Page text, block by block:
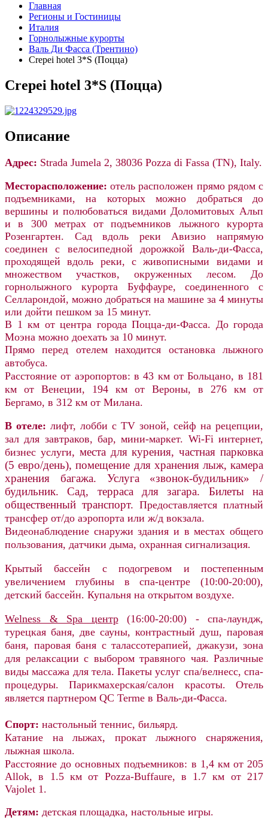
Главная
Регионы и Гостиницы
Италия
Горнолыжные курорты
Валь Ди Фасса (Трентино)
Crepei hotel 3*S (Поцца)
Crepei hotel 3*S (Поцца)
Описание
Адрес: Strada Jumela 2, 38036 Pozza di Fassa (TN), Italy.
Месторасположение: отель расположен прямо рядом с
подъемниками, на которых можно добраться до
вершины и полюбоваться видами Доломитовых Альп
и в 300 метрах от подъемников лыжного курорта
Розенгартен. Сад вдоль реки Авизио напрямую
соединен с велосипедной дорожкой Валь-ди-Фасса,
проходящей вдоль реки, с живописными видами и
множеством участков, окруженных лесом. До
горнолыжного курорта Буффауре, соединенного с
Селларондой, можно добраться на машине за 4 минуты
или дойти пешком за 15 минут.
В 1 км от центра города Поцца-ди-Фасса. До города
Моэна можно доехать за 10 минут.
Прямо перед отелем находится остановка лыжного
автобуса.
Расстояние от аэропортов: в 43 км от Больцано, в 181
км от Венеции, 194 км от Вероны, в 276 км от
Бергамо, в 312 км от Милана.
В отеле: лифт, лобби с TV зоной, сейф на рецепции,
зал для завтраков, бар, мини-маркет. Wi-Fi интернет,
бизнес услуги, места для курения,частная парковка
(5 евро/день),помещение для хранения лыж, камера
хранения багажа. Услуга «звонок-будильник» /
будильник.
Сад, терраса для загара. Билеты на
общественный транспорт. Предоставляется платный
трансфер от/до аэропорта или ж/д вокзала.
Видеонаблюдение снаружи здания и в местах общего
пользования, датчики дыма, охранная сигнализация.
Крытый бассейн с подогревом и постепенным
увеличением глубины в спа-центре (10:00-20:00),
детский бассейн. Купальня на открытом воздухе.
Welness & Spa центр(16:00-20:00) - спа-лаундж,
турецкая баня, две сауны, контрастный душ, паровая
баня, паровая баня с талассотерапией, джакузи, зона
для релаксации с выбором травяного чая. Различные
виды массажа для тела. Пакеты услуг спа/велнесс, спа-
процедуры. Парикмахерская/салон красоты. Отель
является партнером QC Terme в Валь-ди-Фасса.
Спорт: настольный теннис, бильярд.
Катание на лыжах, прокат лыжного снаряжения,
лыжная школа.
Расстояние до основных подъемников: в 1,4 км от 205
Allok, в 1.5 км от Pozza-Buffaure, в 1.7 км от 217
Vajolet 1.
Детям: детская площадка, настольные игры.